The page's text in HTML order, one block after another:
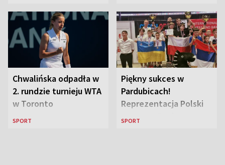
Chwalińska odpadła w
2. rundzie turnieju WTA
w Toronto
SPORT
Piękny sukces w
Pardubicach!
Reprezentacja Polski
wygrywa Drużynowe
SPORT